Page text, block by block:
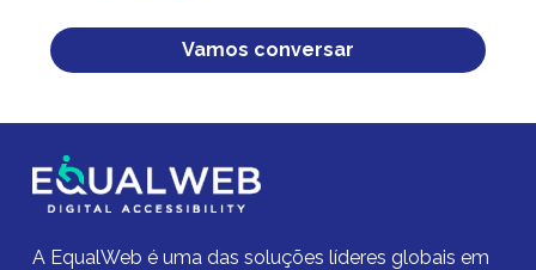
Please
leave
field
empty.
A EqualWeb é uma das soluções líderes globais em